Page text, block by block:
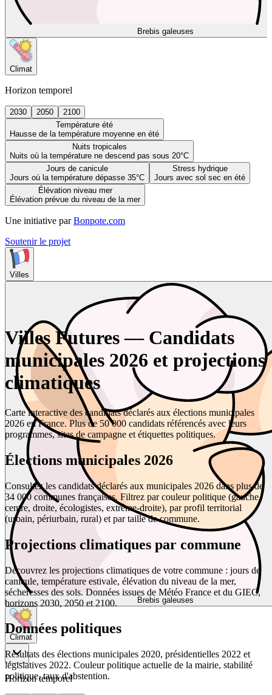
Brebis galeuses
Climat
Horizon temporel
2030 2050
2100
Température été
Hausse de la température moyenne en été
Nuits tropicales
Nuits où la température ne descend pas sous 20°C
Jours de canicule
Jours où la température dépasse 35°C
Stress hydrique
Jours avec sol sec en été
Élévation niveau mer
Élévation prévue du niveau de la mer
Une initiative par Bonpote.com
Soutenir le projet
Villes
Brebis galeuses
Climat
Horizon temporel
Villes Futures — Candidats
municipales 2026 et projections
climatiques
Carte interactive des candidats déclarés aux élections municipales
2026 en France. Plus de 50 000 candidats référencés avec leurs
programmes, sites de campagne et étiquettes politiques.
Élections municipales 2026
Consultez les candidats déclarés aux municipales 2026 dans plus de
34 000 communes françaises. Filtrez par couleur politique (gauche,
centre, droite, écologistes, extrême-droite), par profil territorial
(urbain, périurbain, rural) et par taille de commune.
Projections climatiques par commune
Découvrez les projections climatiques de votre commune : jours de
canicule, température estivale, élévation du niveau de la mer,
sécheresses des sols. Données issues de Météo France et du GIEC,
horizons 2030, 2050 et 2100.
Données politiques
Résultats des élections municipales 2020, présidentielles 2022 et
législatives 2022. Couleur politique actuelle de la mairie, stabilité
politique, taux d'abstention.